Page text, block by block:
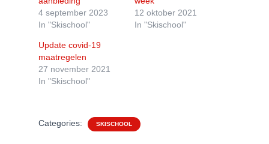
4 september 2023
In "Skischool"
12 oktober 2021
In "Skischool"
Update covid-19
maatregelen
27 november 2021
In "Skischool"
Categories: SKISCHOOL